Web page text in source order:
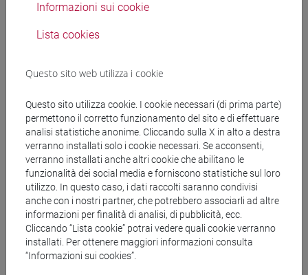
Docenti
TRIZIO Emiliano- 30h Lezione
Materiali didattici
Materiali su Moodle
Informazioni sui cookie
Lista cookies
Questo sito web utilizza i cookie
Questo sito utilizza cookie. I cookie necessari (di prima parte)
permettono il corretto funzionamento del sito e di effettuare
analisi statistiche anonime. Cliccando sulla X in alto a destra
verranno installati solo i cookie necessari. Se acconsenti,
verranno installati anche altri cookie che abilitano le
funzionalità dei social media e forniscono statistiche sul loro
utilizzo. In questo caso, i dati raccolti saranno condivisi
anche con i nostri partner, che potrebbero associarli ad altre
informazioni per finalità di analisi, di pubblicità, ecc.
Cliccando “Lista cookie” potrai vedere quali cookie verranno
installati. Per ottenere maggiori informazioni consulta
“Informazioni sui cookies”.